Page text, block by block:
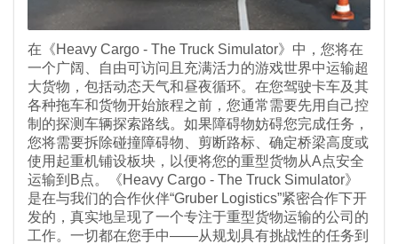
在《Heavy Cargo - The Truck Simulator》中，您将在
一个广阔、自由可访问且充满活力的游戏世界中运输超
大货物，包括动态天气和昼夜循环。在您驾驶卡车及其
各种拖车和货物开始旅程之前，您通常需要先用自己控
制的探测车辆探索路线。如果障碍物妨碍您完成任务，
您将需要拆除碰撞障碍物、剪断路标、确定桥梁高度或
使用起重机铺设板块，以便将您的重型货物从A点安全
运输到B点。《Heavy Cargo - The Truck Simulator》
是在与我们的合作伙伴“Gruber Logistics”紧密合作下开
发的，真实地呈现了一个专注于重型货物运输的公司的
工作。一切都在您手中——从规划具有挑战性的任务到